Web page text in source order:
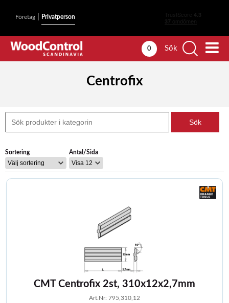
Företag Privatperson
0 Sök
Centrofix
Sortering Antal/Sida
CMT Centrofix 2st, 310x12x2,7mm
Art.Nr: 795,310,12